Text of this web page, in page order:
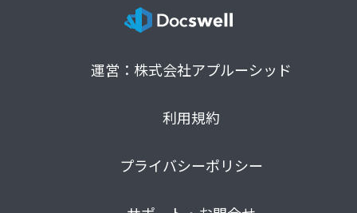
運営：株式会社アプルーシッド
利用規約
プライバシーポリシー